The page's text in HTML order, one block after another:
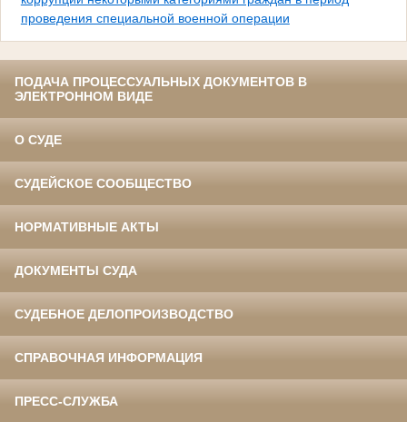
проведения специальной военной операции
ПОДАЧА ПРОЦЕССУАЛЬНЫХ ДОКУМЕНТОВ В
ЭЛЕКТРОННОМ ВИДЕ
О СУДЕ
СУДЕЙСКОЕ СООБЩЕСТВО
НОРМАТИВНЫЕ АКТЫ
ДОКУМЕНТЫ СУДА
СУДЕБНОЕ ДЕЛОПРОИЗВОДСТВО
СПРАВОЧНАЯ ИНФОРМАЦИЯ
ПРЕСС-СЛУЖБА